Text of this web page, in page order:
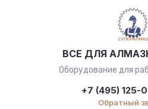
ВСЕ ДЛЯ
Оборудование для
+7 (495) 125-
Обратный